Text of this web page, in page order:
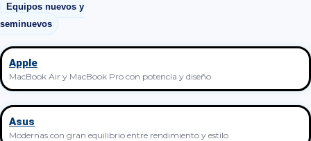
Equipos nuevos y
seminuevos
Apple
MacBook Air y MacBook Pro con potencia y diseño
Asus
Modernas con gran equilibrio entre rendimiento y estilo